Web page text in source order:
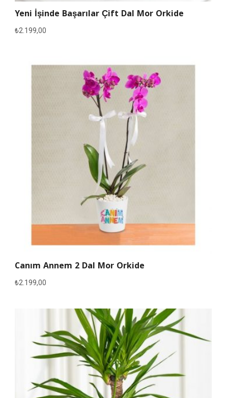
Yeni İşinde Başarılar Çift Dal Mor Orkide
₺2.199,00
Canım Annem 2 Dal Mor Orkide
₺2.199,00